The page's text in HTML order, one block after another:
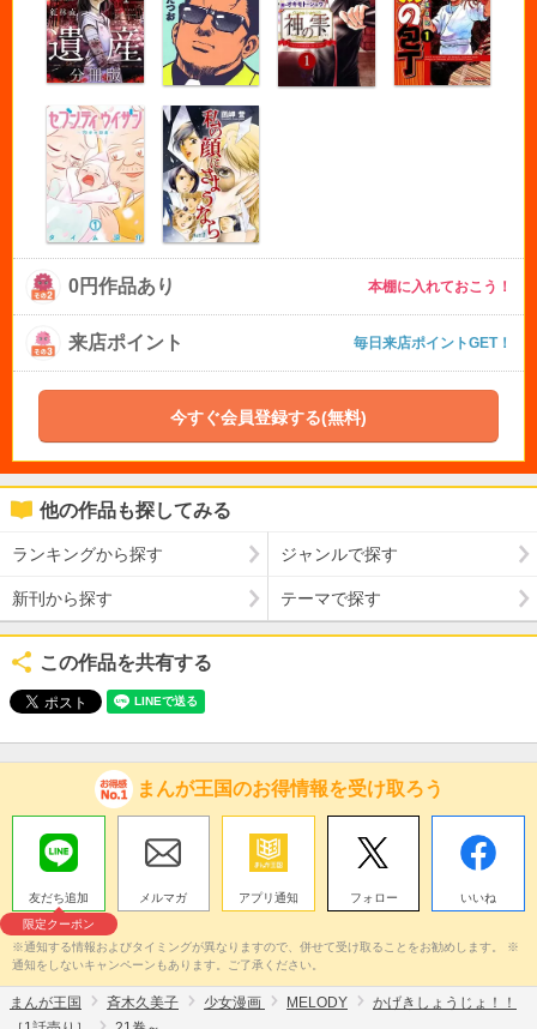
0円作品あり 本棚に入れておこう！
来店ポイント 毎日来店ポイントGET！
今すぐ会員登録する(無料)
他の作品も探してみる
ランキングから探す ジャンルで探す
新刊から探す テーマで探す
この作品を共有する
まんが王国のお得情報を受け取ろう
友だち追加
限定クーポン
メルマガ アプリ通知 フォロー いいね
※通知する情報およびタイミングが異なりますので、併せて受け取ることをお勧めします。 ※
通知をしないキャンペーンもあります。ご了承ください。
まんが王国 斉木久美子 少女漫画 MELODY
かげきしょうじょ！！